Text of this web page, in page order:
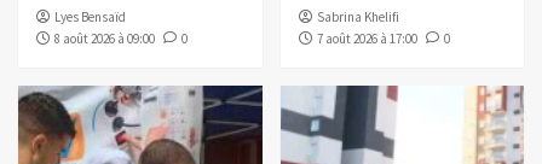
Lyes Bensaïd
8 août 2026 à 09:00
0
Sabrina Khelifi
7 août 2026 à 17:00
0